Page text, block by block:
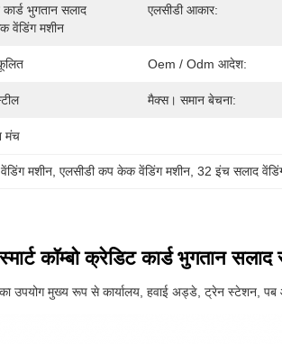
कार्ड भुगतान सलाद
वेंडिंग मशीन
एलसीडी आकार:
Oem / Odm आदेश:
मैक्स। समान बेचना:
मंच
मशीन , एलसीडी कप केक वेंडिंग मशीन , 32 इंच सलाद
कॉम्बो क्रेडिट कार्ड भुगतान
उपयोग मुख्य रूप से कार्यालय, हवाई अड्डे, ट्रेन स्टेशन, पब